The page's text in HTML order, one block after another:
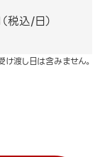
税込/日）
渡し日は含みません。